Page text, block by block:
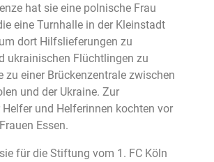
hat sie eine polnische Frau
eine Turnhalle in der Kleinstadt
dort Hilfslieferungen zu
ukrainischen Flüchtlingen zu
zu einer Brückenzentrale zwischen
und der Ukraine. Zur
und Helferinnen kochten vor
Essen.
für die Stiftung vom 1. FC Köln